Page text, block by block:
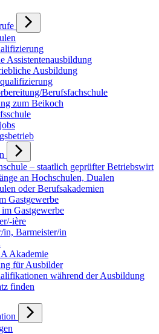
Assistentenausbildung
Ausbildung
Berufsfachschule
zum Beikoch
– staatlich geprüfter Betriebswirt
an Hochschulen, Dualen
oder Berufsakademien
Gastgewerbe
Gastgewerbe
ière
in, Barmeister/in
Akademie
für Ausbilder
während der Ausbildung
finden